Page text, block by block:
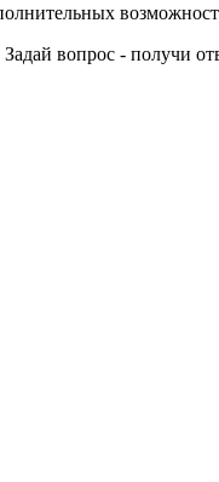
вопрос - получи